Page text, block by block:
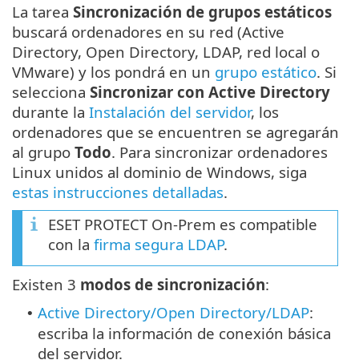
La tarea Sincronización de grupos estáticos
buscará ordenadores en su red (Active
Directory, Open Directory, LDAP, red local o
VMware) y los pondrá en un grupo estático. Si
selecciona Sincronizar con Active Directory
durante la Instalación del servidor, los
ordenadores que se encuentren se agregarán
al grupo Todo. Para sincronizar ordenadores
Linux unidos al dominio de Windows, siga
estas instrucciones detalladas.
ESET PROTECT On-Prem es compatible
con la firma segura LDAP.
Existen 3 modos de sincronización:
• Active Directory/Open Directory/LDAP:
escriba la información de conexión básica
del servidor.